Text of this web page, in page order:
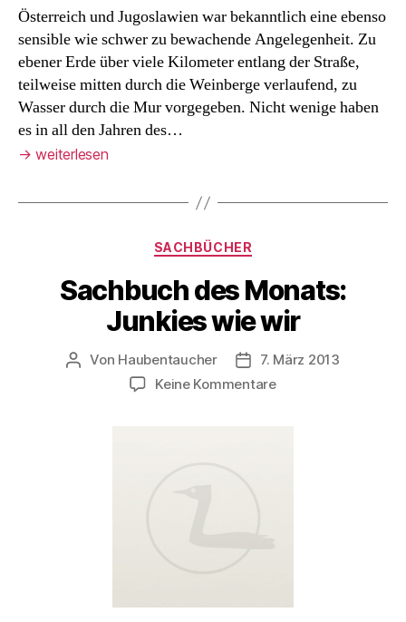
Österreich und Jugoslawien war bekanntlich eine ebenso
sensible wie schwer zu bewachende Angelegenheit. Zu
ebener Erde über viele Kilometer entlang der Straße,
teilweise mitten durch die Weinberge verlaufend, zu
Wasser durch die Mur vorgegeben. Nicht wenige haben
es in all den Jahren des…
→ weiterlesen
Kategorien
SACHBÜCHER
Sachbuch des Monats:
Junkies wie wir
Beitragsautor
Von Haubentaucher Veröffentlichungsdatum
7. März 2013
Keine Kommentarezu